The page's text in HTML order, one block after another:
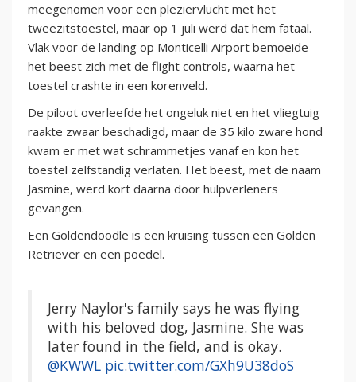
meegenomen voor een pleziervlucht met het
tweezitstoestel, maar op 1 juli werd dat hem fataal.
Vlak voor de landing op Monticelli Airport bemoeide
het beest zich met de flight controls, waarna het
toestel crashte in een korenveld.
De piloot overleefde het ongeluk niet en het vliegtuig
raakte zwaar beschadigd, maar de 35 kilo zware hond
kwam er met wat schrammetjes vanaf en kon het
toestel zelfstandig verlaten. Het beest, met de naam
Jasmine, werd kort daarna door hulpverleners
gevangen.
Een Goldendoodle is een kruising tussen een Golden
Retriever en een poedel.
Jerry Naylor's family says he was flying
with his beloved dog, Jasmine. She was
later found in the field, and is okay.
@KWWL pic.twitter.com/GXh9U38doS